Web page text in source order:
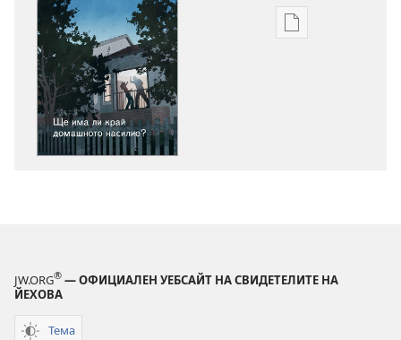
Опции
JW.ORG® — ОФИЦИАЛЕН УЕБСАЙТ НА СВИДЕТЕЛИТЕ НА
ЙЕХОВА
Тема